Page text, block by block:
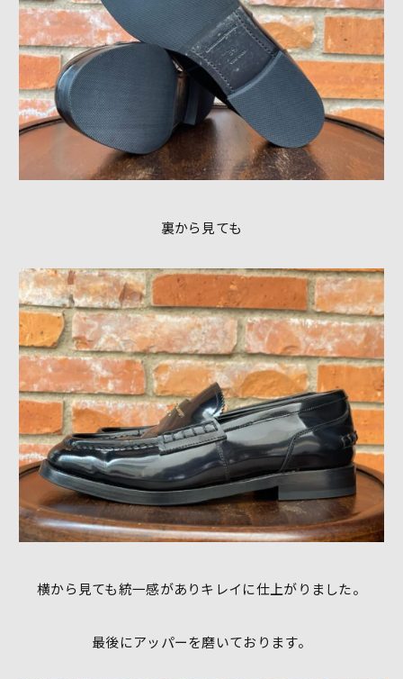
裏から見ても
横から見ても統一感がありキレイに仕上がりました。
最後にアッパーを磨いております。